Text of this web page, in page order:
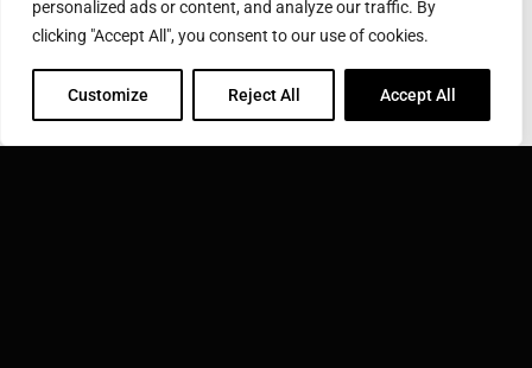
personalized ads or content, and analyze our traffic. By
clicking "Accept All", you consent to our use of cookies.
Customize Reject All Accept All
Phone: 86-21 3895 3220
Toll Free: 400 812 3820
Fax: 86-21-2897 1286
Email:sales@inductotherm.com.cn
INDUCTOTHERM GROUP